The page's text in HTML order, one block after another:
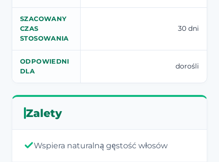
SZACOWANY
CZAS
STOSOWANIA
30 dni
ODPOWIEDNI
DLA
dorośli
Zalety
Wspiera naturalną gęstość włosów